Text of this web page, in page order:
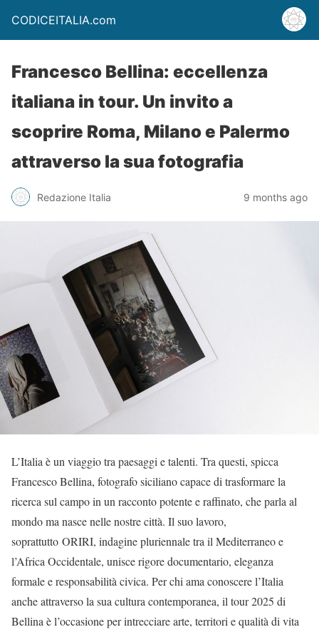
CODICEITALIA.com
Francesco Bellina: eccellenza
italiana in tour. Un invito a
scoprire Roma, Milano e Palermo
attraverso la sua fotografia
Redazione Italia 9 months ago
L’Italia è un viaggio tra paesaggi e talenti. Tra questi, spicca
Francesco Bellina, fotografo siciliano capace di trasformare la
ricerca sul campo in un racconto potente e raffinato, che parla al
mondo ma nasce nelle nostre città. Il suo lavoro,
soprattutto ORIRI, indagine pluriennale tra il Mediterraneo e
l’Africa Occidentale, unisce rigore documentario, eleganza
formale e responsabilità civica. Per chi ama conoscere l’Italia
anche attraverso la sua cultura contemporanea, il tour 2025 di
Bellina è l’occasione per intrecciare arte, territori e qualità di vita